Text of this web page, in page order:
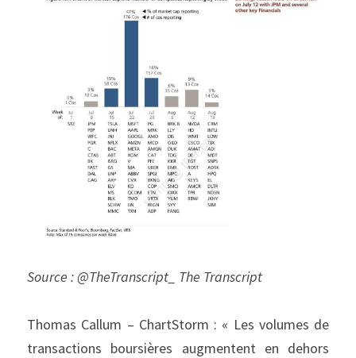
Source : @TheTranscript_ The Transcript
Thomas Callum – ChartStorm : « Les volumes de
transactions boursières augmentent en dehors